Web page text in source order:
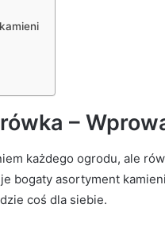
–
każdego ogrodu, ale
bogaty asortyment
coś dla siebie.